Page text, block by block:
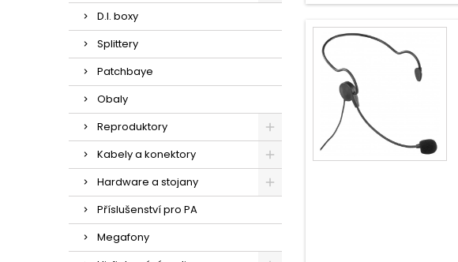
D.I. boxy
Splittery
Patchbaye
Obaly
Reproduktory
Kabely a konektory
Hardware a stojany
Příslušenství pro PA
Megafony